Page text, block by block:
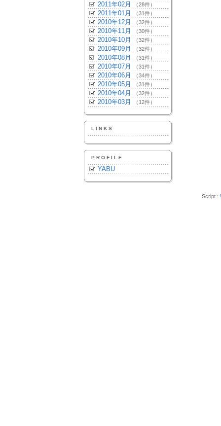
2011年02月 （28件）
2011年01月 （31件）
2010年12月 （32件）
2010年11月 （30件）
2010年10月 （32件）
2010年09月 （32件）
2010年08月 （31件）
2010年07月 （31件）
2010年06月 （34件）
2010年05月 （31件）
2010年04月 （32件）
2010年03月 （12件）
LINKS
PROFILE
YABU
Script :